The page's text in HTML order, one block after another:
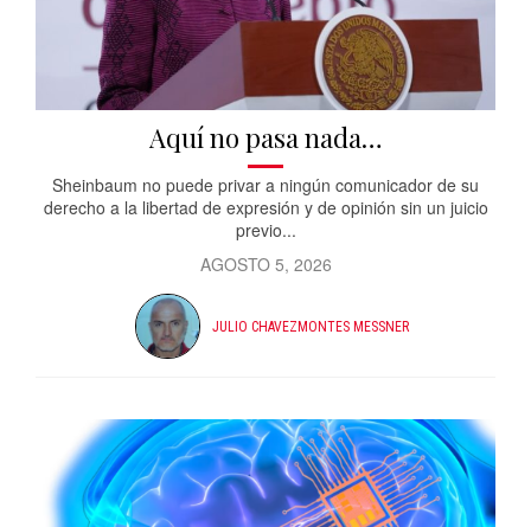
Aquí no pasa nada…
Sheinbaum no puede privar a ningún comunicador de su
derecho a la libertad de expresión y de opinión sin un juicio
previo...
AGOSTO 5, 2026
JULIO CHAVEZMONTES MESSNER